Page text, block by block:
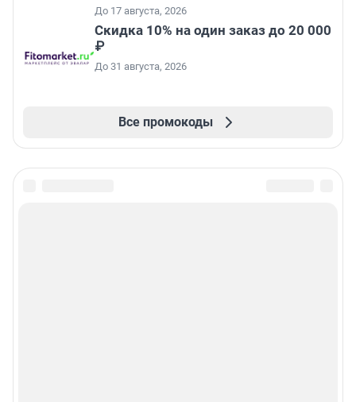
До 17 августа, 2026
Скидка 10% на один заказ до 20 000
₽
До 31 августа, 2026
Все промокоды